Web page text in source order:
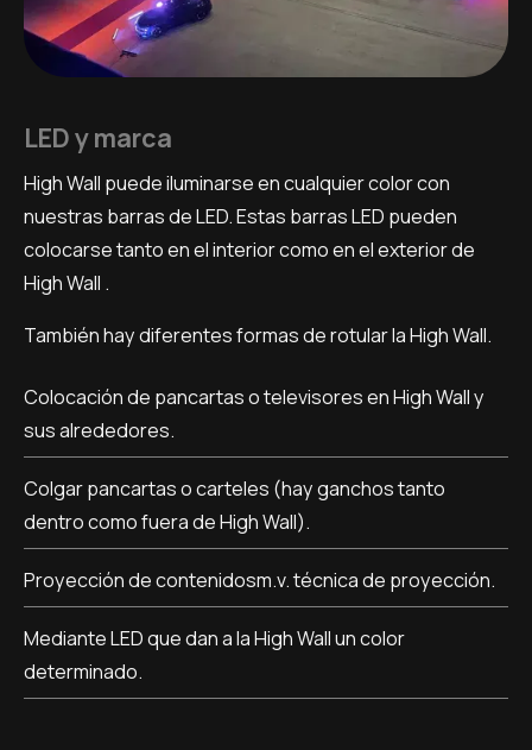
LED y marca
High Wall puede iluminarse en cualquier color con
nuestras barras de LED. Estas barras LED pueden
colocarse tanto en el interior como en el exterior de
High Wall .
También hay diferentes formas de rotular la High Wall.
Colocación de pancartas o televisores en High Wall y
sus alrededores.
Colgar pancartas o carteles (hay ganchos tanto
dentro como fuera de High Wall).
Proyección de contenidosm.v. técnica de proyección.
Mediante LED que dan a la High Wall un color
determinado.